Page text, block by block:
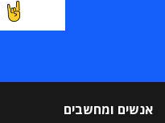
אנשים ומחשבים